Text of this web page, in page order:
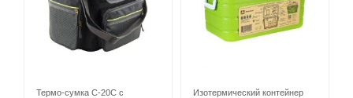
Термо-сумка С-20С с
Изотермический контейнер